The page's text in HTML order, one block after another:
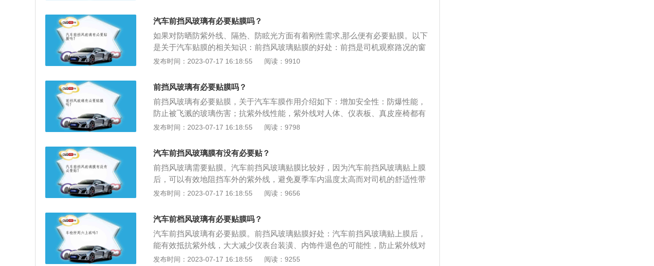
缩短。同时还可以降低发动机和空调节的消耗，降低汽车的油耗。根据测试，贴
上汽车前挡板膜后，汽车的燃油利用率将提高百分之三；2、从健康的角度来
说，汽车的薄膜可以保护人们的健康。太阳造成的紫外线对人体皮肤的伤害非常
大。如果经常坐在车里，人体一般都是休息的。这个时候，更容易受到紫外线的
伤害，引发皮肤病。有了前膜，可以缩短紫外线对人体的伤害；3、前挡板膜还
盘上，容易使车内或电子设备变形或褪色，而薄膜可以保护车内设备。
汽车前挡风玻璃有必要贴膜吗？
如果对防晒防紫外线、隔热、防眩光方面有着刚性需求,那么便有必要贴膜。以下
是关于汽车贴膜的相关知识：前挡风玻璃贴膜的好处：前挡是司机观察路况的窗
口，也是意外来袭时的首道保护屏障。膜层良好的韧性可以大大增加前挡玻璃的
光灯，保障行车安全。前挡风玻璃贴膜的弊端：如果贴了颜色较深的玻璃膜，会
影响视线，还会造成车体反光，使后车的视线受到影响，追尾事故率也会增加。
发布时间：2023-07-17 16:18:55 阅读：9910
前挡风玻璃有必要贴膜吗？
前挡风玻璃有必要贴膜，关于汽车车膜作用介绍如下：增加安全性：防爆性能，
防止被飞溅的玻璃伤害；抗紫外线性能，紫外线对人体、仪表板、真皮座椅都有
伤害；防眩光功能，迎着太阳、会车的时候或雪天强光的影响；增加隐私性的功
是防划伤层，即在正常使用情况下保证自身表面不被划伤，保持视野清晰，从而
提高行车的安全性。增强舒适性：隔热性能，降低车内的灼热感；驻车后空调降
温时间短，减少能源消耗。增强美观性：装饰功能，颜色搭配合适能够增加美
感。
发布时间：2023-07-17 16:18:55 阅读：9798
汽车前挡风玻璃膜有没有必要贴？
前挡风玻璃需要贴膜。汽车前挡风玻璃贴膜比较好，因为汽车前挡风玻璃贴上膜
后，可以有效地阻挡车外的紫外线，避免夏季车内温度太高而对司机的舒适性带
来影响。还有贴膜后能减少夜间行车时对汽车灯光对司机视线的影响，提高行车
要稍微浅一些，或者使用无色玻璃膜，在贴汽车前挡风玻璃膜时一定不要影响驾
驶员的视线。汽车四个门的玻璃膜不要太黑，否则在晚上也会影响驾驶员对四周
的判断。在贴主副驾驶玻璃膜时，最好在后视镜方向留一个三角区域，从而使驾
驶员更好地观察后视镜，防止因为看不到后车情况而发生安全隐患。选择正规贴
膜方式：汽车在贴膜时，一定要到正规、专业的汽车美容店进行，防止在后期因
发布时间：2023-07-17 16:18:55 阅读：9656
汽车前档风玻璃有必要贴膜吗？
汽车前挡风玻璃有必要贴膜。前挡风玻璃贴膜好处：汽车前挡风玻璃贴上膜后，
能有效抵抗紫外线，大大减少仪表台装潢、内饰件退色的可能性，防止紫外线对
车主身体的伤害，避免夏季车内温度太高而对司机的舒适性带来影响，还能保护
发布时间：2023-07-17 16:18:55 阅读：9255